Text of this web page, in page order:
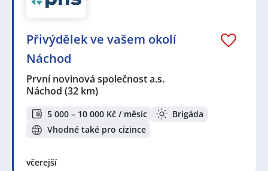
Přivýdělek ve vašem okolí
Náchod
První novinová společnost a.s.
Náchod (32 km)
5 000 – 10 000 Kč / měsíc
Brigáda
Vhodné také pro cizince
včerejší